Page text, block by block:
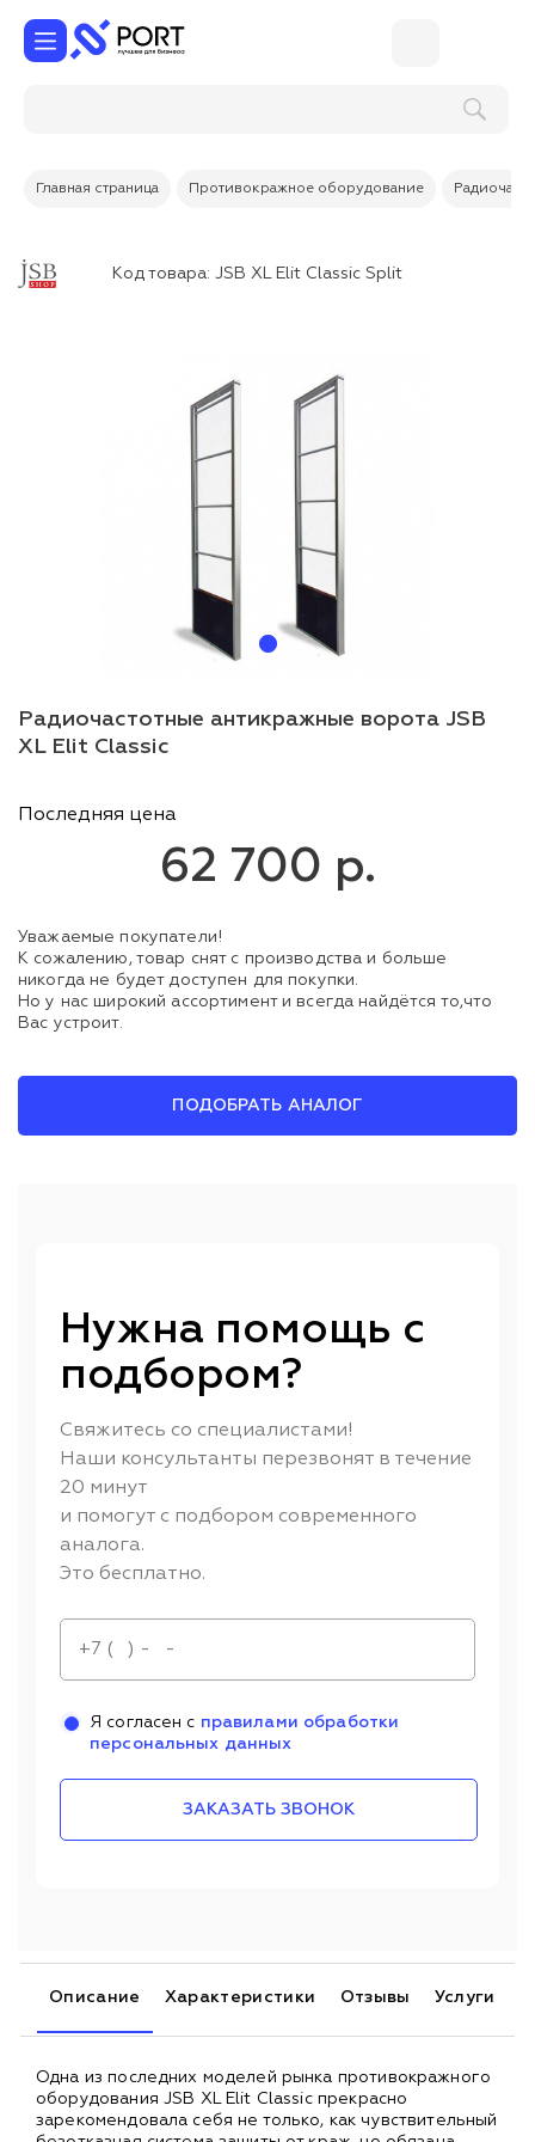
Главная страница Противокражное оборудование
Код товара: JSB XL Elit Classic Split
Радиочастотные антикражные ворота JSB
XL Elit Classic
Последняя цена
62 700 р.
Уважаемые покупатели!
К сожалению, товар снят с производства и больше
никогда не будет доступен для покупки.
Но у нас широкий ассортимент и всегда найдётся то,что
Вас устроит.
ПОДОБРАТЬ АНАЛОГ
Нужна помощь с
подбором?
Свяжитесь со специалистами!
Наши консультанты перезвонят в течение
20 минут
и помогут с подбором современного
аналога.
Это бесплатно.
Я согласен с правилами обработки
персональных данных
ЗАКАЗАТЬ ЗВОНОК
Описание Характеристики Отзывы Услуги
Одна из последних моделей рынка противокражного
оборудования JSB XL Elit Classic прекрасно
зарекомендовала себя не только, как чувствительный